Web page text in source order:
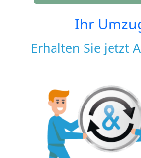
Ihr
Erhalten Sie jetzt